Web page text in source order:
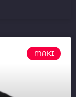
MAKI